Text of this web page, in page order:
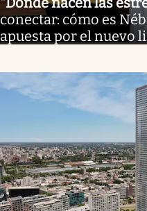
conectar: cómo es
apuesta por el nuevo